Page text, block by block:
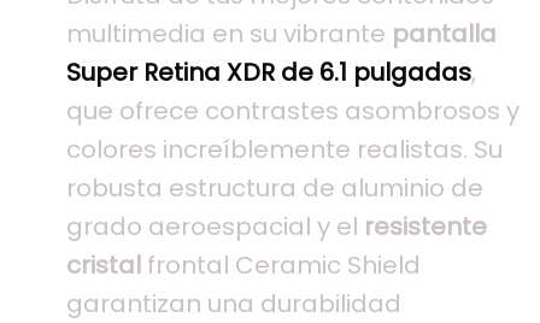
multimedia en su vibrante pantalla
Super Retina XDR de 6.1 pulgadas,
que ofrece contrastes asombrosos y
colores increíblemente realistas. Su
robusta estructura de aluminio de
grado aeroespacial y el resistente
cristal frontal Ceramic Shield
garantizan una durabilidad